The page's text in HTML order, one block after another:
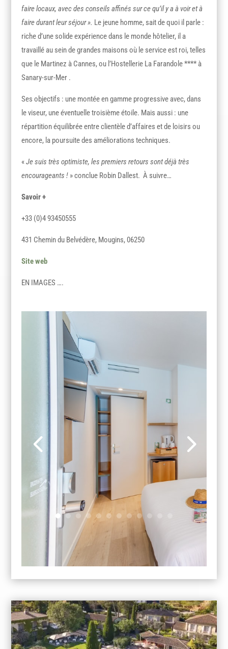
faire locaux, avec des conseils affinés sur ce qu’il y a à voir et à
faire durant leur séjour ». Le jeune homme, sait de quoi il parle :
riche d’une solide expérience dans le monde hôtelier, il a
travaillé au sein de grandes maisons où le service est roi, telles
que le Martinez à Cannes, ou l’Hostellerie La Farandole **** à
Sanary-sur-Mer .
Ses objectifs : une montée en gamme progressive avec, dans
le viseur, une éventuelle troisième étoile. Mais aussi : une
répartition équilibrée entre clientèle d’affaires et de loisirs ou
encore, la poursuite des améliorations techniques.
«Je suis très optimiste, les premiers retours sont déjà très
encourageants ! » conclue Robin Dallest. À suivre…
Savoir +
+33 (0)4 93450555
431 Chemin du Belvédère, Mougins, 06250
Site web
EN IMAGES ….